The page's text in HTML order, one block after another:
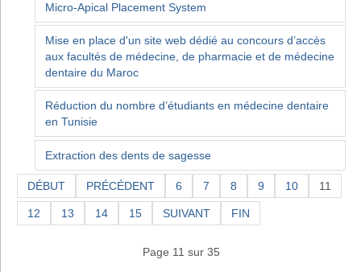
Micro-Apical Placement System
Mise en place d'un site web dédié au concours d’accès
aux facultés de médecine, de pharmacie et de médecine
dentaire du Maroc
Réduction du nombre d’étudiants en médecine dentaire
en Tunisie
Extraction des dents de sagesse
DÉBUT PRÉCÉDENT 6 7 8 9 10 11
12 13 14 15 SUIVANT FIN
Page 11 sur 35